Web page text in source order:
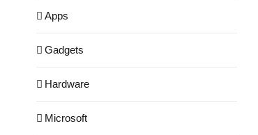
Apps
Gadgets
Hardware
Microsoft